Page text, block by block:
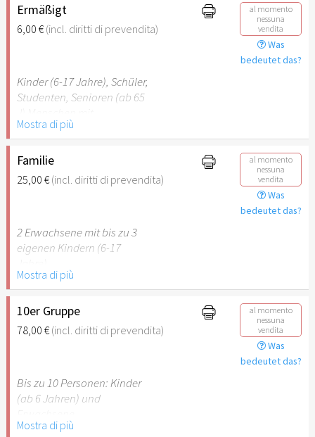
Ermäßigt
6,00 €(incl. diritti di prevendita)
al momento
nessuna
vendita
Was
bedeutet das?
Kinder (6-17 Jahre), Schüler,
Studenten, Senioren (ab 65
Behinderung (ab 50%),
Begleitperson. Der jeweilige
Ausweis ist beim Einlass
vorzulegen.
Stuttgart nicht
empfehlenswert.
Mostra di più
Familie
25,00 €(incl. diritti di prevendita)
al momento
nessuna
vendita
Was
bedeutet das?
2 Erwachsene mit bis zu 3
eigenen Kindern (6-17
Hinweis: Für Kinder unter 6
Jahren ist der Ostergarten
Stuttgart nicht
empfehlenswert.
Mostra di più
10er Gruppe
78,00 €(incl. diritti di prevendita)
al momento
nessuna
vendita
Was
bedeutet das?
Bis zu 10 Personen: Kinder
(ab 6 Jahren) und
Mostra di più